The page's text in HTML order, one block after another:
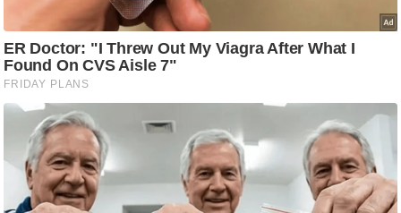
स्टा
इ
ल
टे
क्नॉ
लॉ
जी
ब्यू
टी